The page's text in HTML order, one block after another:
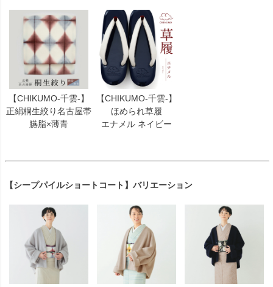
【CHIKUMO-千雲-】
正絹桐生絞り名古屋帯
臙脂×薄青
【CHIKUMO-千雲-】
ほめられ草履
エナメル ネイビー
【シープパイルショートコート】バリエーション